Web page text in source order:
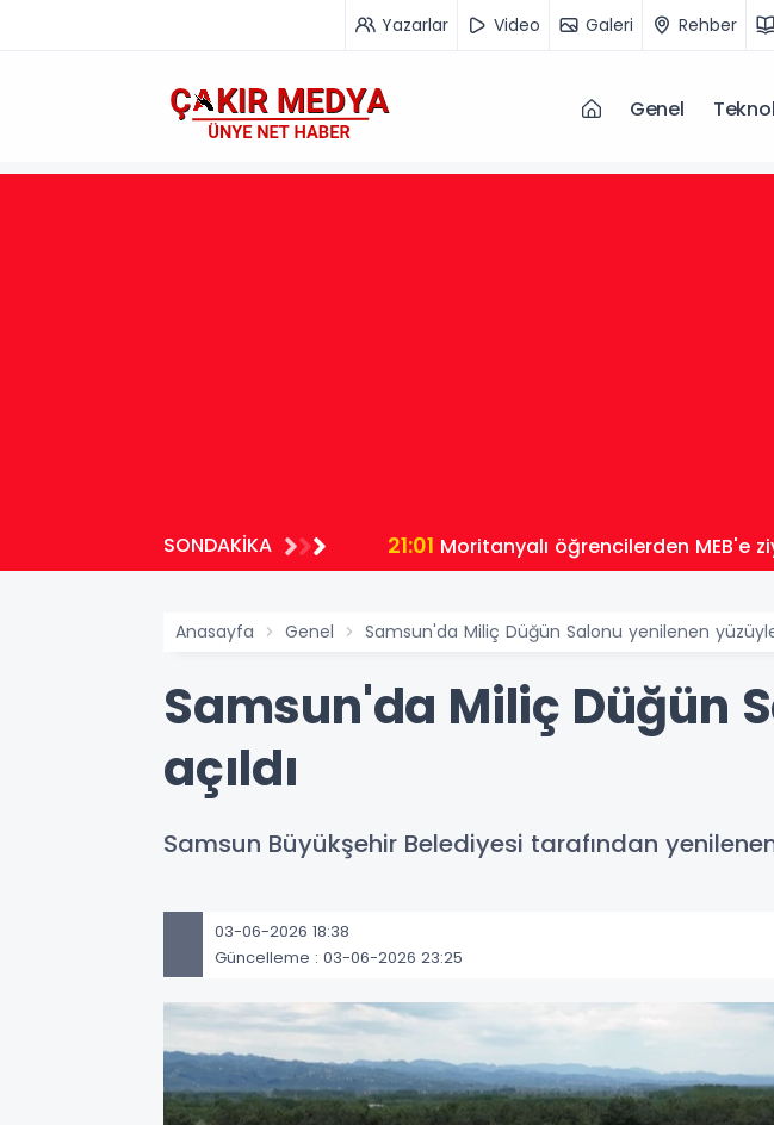
Yazarlar Video Galeri Rehber
Genel
SONDAKİKA
MEB'e ziyaret
Anasayfa Genel Samsun'da Miliç Düğün Salonu yenilenen yüzüyle
Samsun'da Miliç Düğün
açıldı
Samsun Büyükşehir Belediyesi tarafından
03-06-2026 18:38
Güncelleme : 03-06-2026 23:25